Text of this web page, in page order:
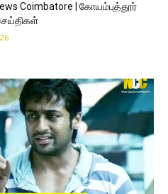
Coimbatore | கோயம்புத்தூர்